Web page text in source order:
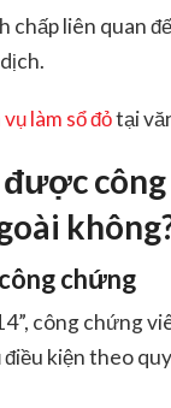
liên quan
làm sổ đỏtại
được
chứng
công chứng
kiện theo